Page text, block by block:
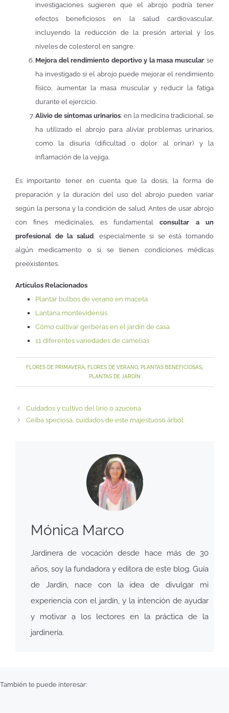
investigaciones sugieren que el abrojo podría tener
efectos beneficiosos en la salud cardiovascular,
incluyendo la reducción de la presión arterial y los
niveles de colesterol en sangre.
Mejora del rendimiento deportivo y la masa muscular: se
ha investigado si el abrojo puede mejorar el rendimiento
físico, aumentar la masa muscular y reducir la fatiga
durante el ejercicio.
Alivio de síntomas urinarios: en la medicina tradicional, se
ha utilizado el abrojo para aliviar problemas urinarios,
como la disuria (dificultad o dolor al orinar) y la
inflamación de la vejiga.
Es importante tener en cuenta que la dosis, la forma de
preparación y la duración del uso del abrojo pueden variar
según la persona y la condición de salud. Antes de usar abrojo
con fines medicinales, es fundamentalconsultar a un
profesional de la salud, especialmente si se está tomando
algún medicamento o si se tienen condiciones médicas
preexistentes.
Artículos Relacionados
Plantar bulbos de verano en maceta
Lantana montevidensis
Cómo cultivar gerberas en el jardín de casa
11 diferentes variedades de camelias
FLORES DE PRIMAVERA, FLORES DE VERANO, PLANTAS BENEFICIOSAS,
PLANTAS DE JARDÍN
Cuidados y cultivo del lirio o azucena
Ceiba speciosa, cuidados de este majestuoso árbol
Mónica Marco
Jardinera de vocación desde hace más de 30
años, soy la fundadora y editora de este blog. Guía
de Jardín, nace con la idea de divulgar mi
experiencia con el jardín, y la intención de ayudar
y motivar a los lectores en la práctica de la
jardinería.
También te puede interesar: